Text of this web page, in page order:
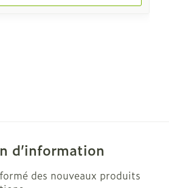
d’information
des nouveaux produits